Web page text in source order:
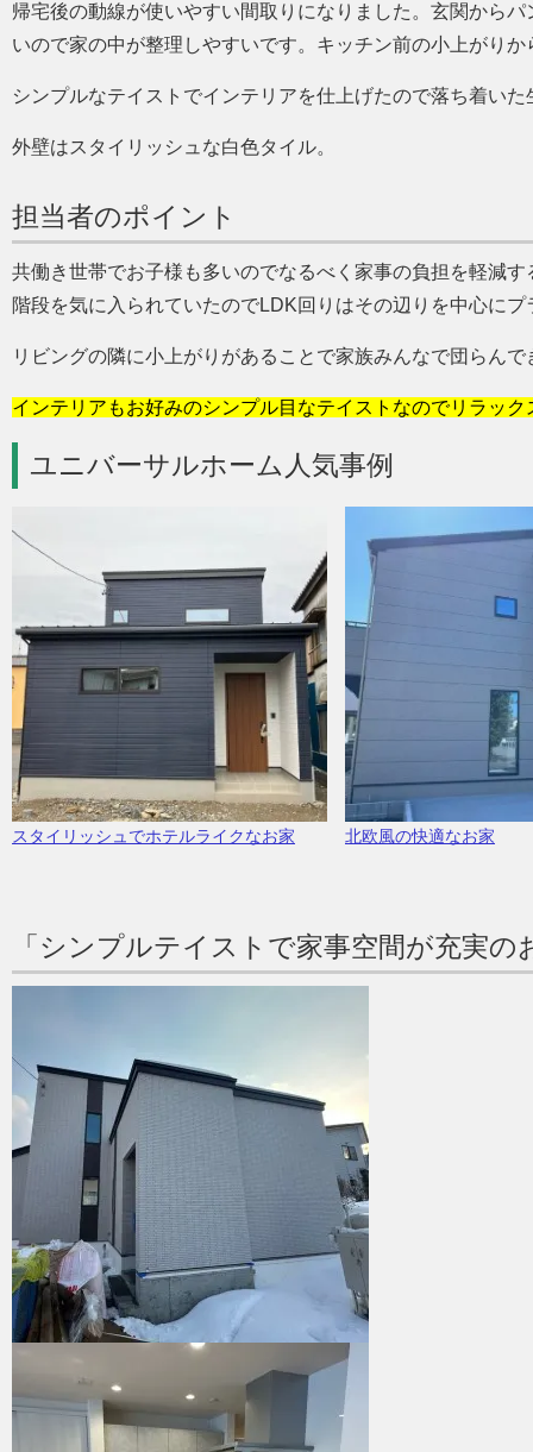
帰宅後の動線が使いやすい間取りになりました。玄関から
いので家の中が整理しやすいです。キッチン前の小上がり
シンプルなテイストでインテリアを仕上げたので落ち着い
外壁はスタイリッシュな白色タイル。
担当者のポイント
共働き世帯でお子様も多いのでなるべく家事の負担を軽減
階段を気に入られていたのでLDK回りはその辺りを中心に
リビングの隣に小上がりがあることで家族みんなで団らん
インテリアもお好みのシンプル目なテイストなのでリラッ
ユニバーサルホーム人気事例
スタイリッシュでホテルライクなお家 北欧風の快適なお家
「シンプルテイストで家事空間が充実